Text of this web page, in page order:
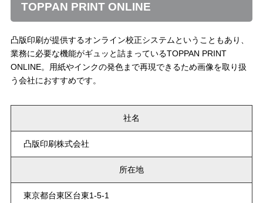
TOPPAN PRINT ONLINE
凸版印刷が提供するオンライン校正システムということもあり、
業務に必要な機能がギュッと詰まっているTOPPAN PRINT
ONLINE。用紙やインクの発色まで再現できるため画像を取り扱
う会社におすすめです。
社名
凸版印刷株式会社
所在地
東京都台東区台東1-5-1